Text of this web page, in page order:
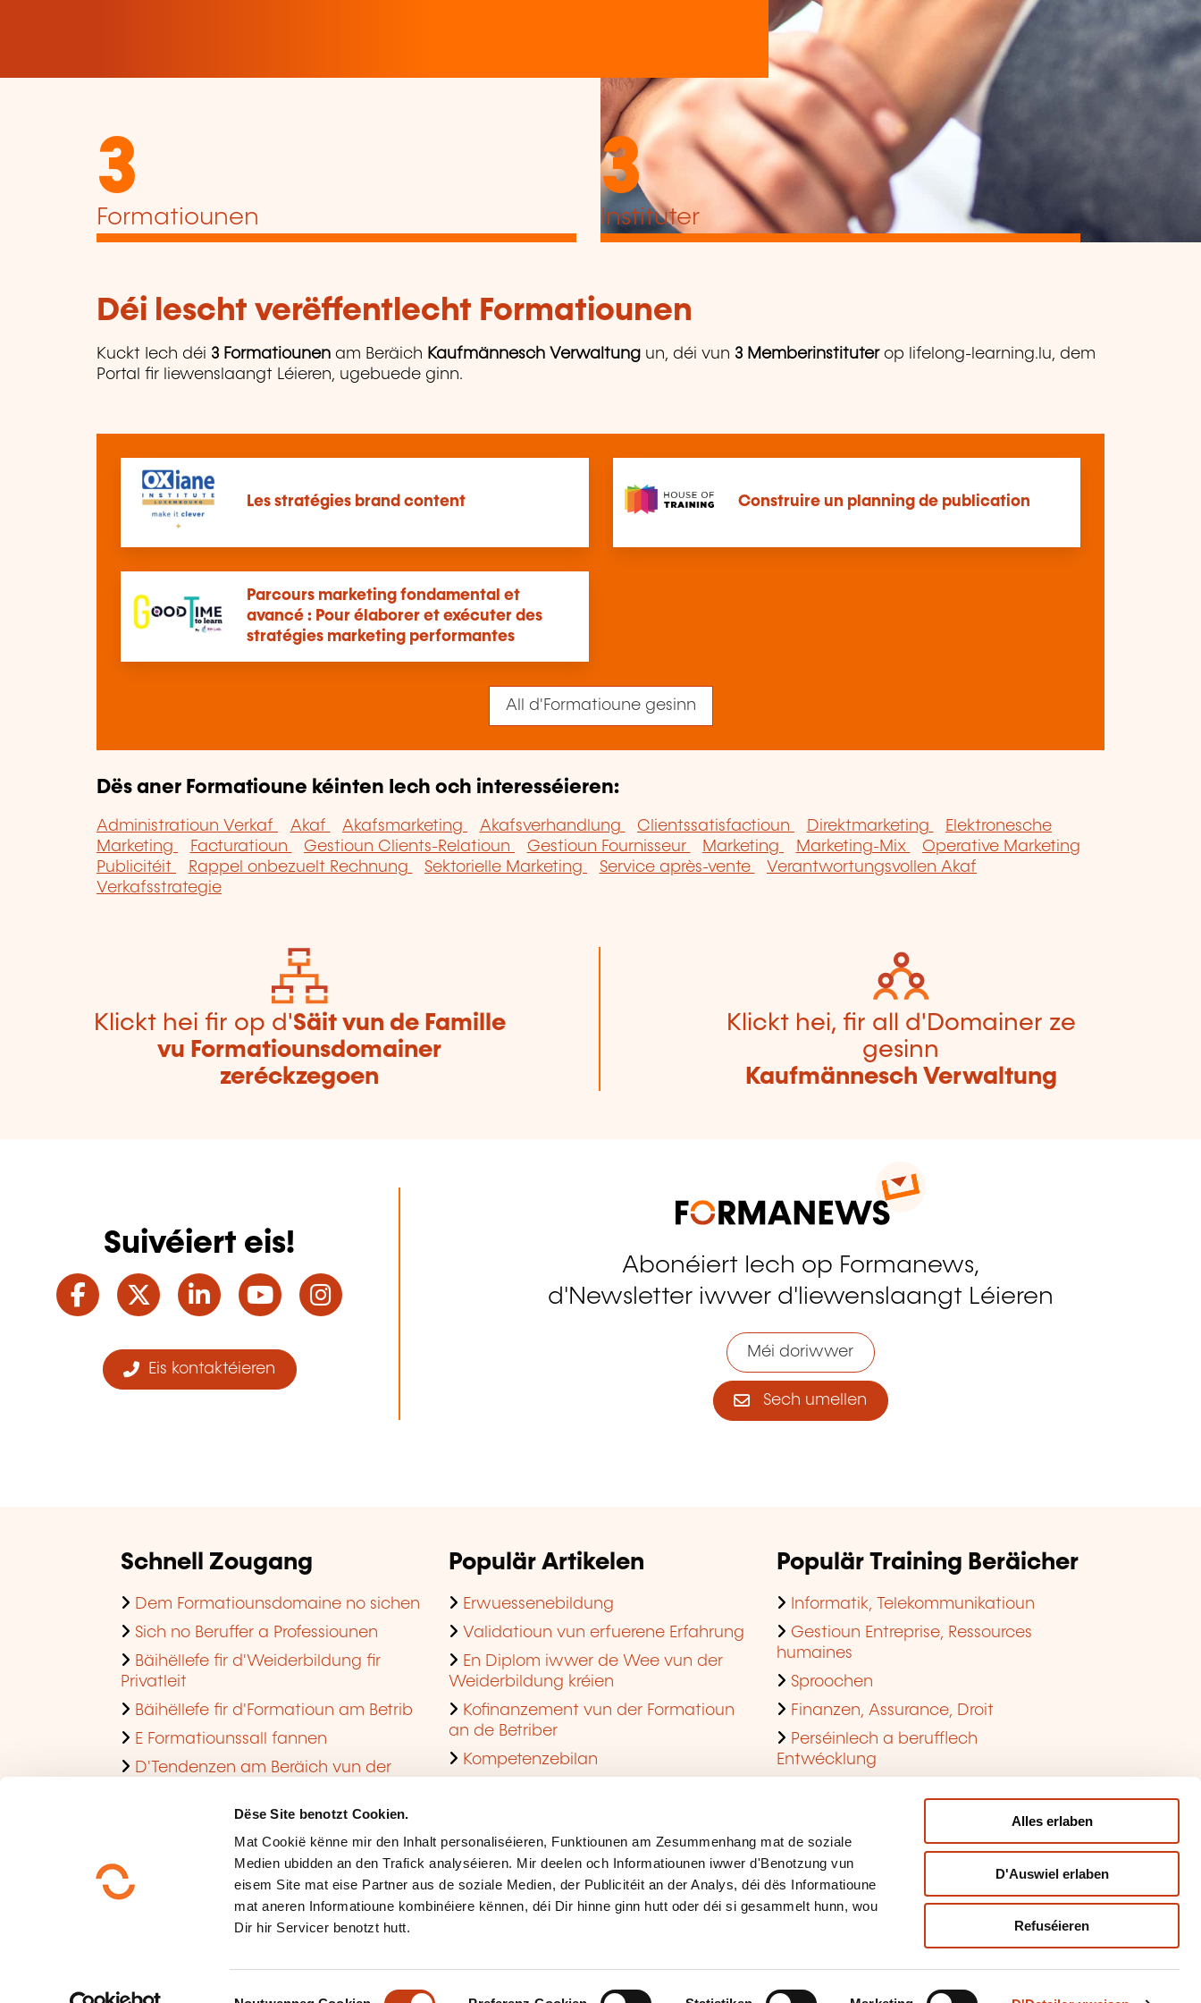
Dëse Site benotzt Cookien.
Mat Cookië kënne mir den Inhalt personaliséieren, Funktiounen am Zesummenhang mat de soziale
Medien ubidden an den Trafick analyséieren. Mir deelen och Informatiounen iwwer d'Benotzung vun
eisem Site mat eise Partner aus de soziale Medien, der Publicitéit an der Analys, déi dës Informatioune
mat aneren Informatioune kombinéiere kënnen, déi Dir hinne ginn hutt oder déi si gesammelt hunn, wou
Dir hir Servicer benotzt hutt.
Alles erlaben
D'Auswiel erlaben
Refuséieren
3
Formatiounen
3
Instituter
Déi lescht verëffentlecht Formatiounen
Kuckt Iech déi 3 Formatiounen am Beräich Kaufmännesch Verwaltung un, déi vun 3 Memberinstituter op lifelong-learning.lu, dem
Portal fir liewenslaangt Léieren, ugebuede ginn.
Les stratégies brand content Construire un planning de publication
Parcours marketing fondamental et
avancé : Pour élaborer et exécuter des
stratégies marketing performantes
All d'Formatioune gesinn
Dës aner Formatioune kéinten Iech och interesséieren:
Administratioun Verkaf Akaf Akafsmarketing Akafsverhandlung Clientssatisfactioun Direktmarketing
Elektronesche
Marketing
Facturatioun Gestioun Clients-Relatioun Gestioun Fournisseur Marketing Marketing-Mix
Operative Marketing
Publicitéit
Rappel onbezuelt Rechnung Sektorielle Marketing Service après-vente
Verantwortungsvollen Akaf
Verkafsstrategie
Klickt hei fir op d'Säit vun de Famille
vu Formatiounsdomainer
zeréckzegoen
Klickt hei, fir all d'Domainer ze
gesinn
Kaufmännesch Verwaltung
Suivéiert eis!
Facebook
TwitterLinkedInYouTube
Eis kontaktéieren
Abonéiert Iech op Formanews,
d'Newsletter iwwer d'liewenslaangt Léieren
Méi doriwwer
Sech umellen
Schnell Zougang
Dem Formatiounsdomaine no sichen
Sich no Beruffer a Professiounen
Bäihëllefe fir d'Weiderbildung fir
Privatleit
Bäihëllefe fir d'Formatioun am Betrib
E Formatiounssall fannen
D'Tendenzen am Beräich vun der
Populär Artikelen
Erwuessenebildung
Validatioun vun erfuerene Erfahrung
En Diplom iwwer de Wee vun der
Weiderbildung kréien
Kofinanzement vun der Formatioun
an de Betriber
Kompetenzebilan
Populär Training Beräicher
Informatik, Telekommunikatioun
Gestioun Entreprise, Ressources
humaines
Sproochen
Finanzen, Assurance, Droit
Perséinlech a berufflech
Entwécklung